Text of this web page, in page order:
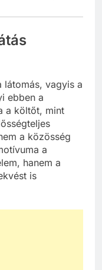
vagyis a
ebben a
költőt, mint
a közösség
a
hanem a
is